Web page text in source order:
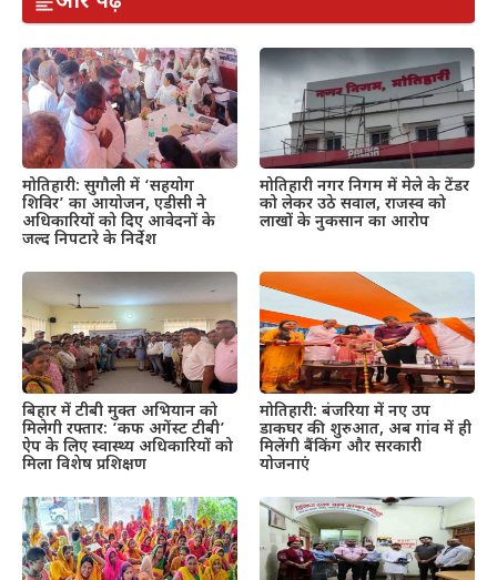
मोतिहारी: सुगौली में ‘सहयोग
शिविर’ का आयोजन, एडीसी ने
अधिकारियों को दिए आवेदनों के
जल्द निपटारे के निर्देश
मोतिहारी नगर निगम में मेले के टेंडर
को लेकर उठे सवाल, राजस्व को
लाखों के नुकसान का आरोप
बिहार में टीबी मुक्त अभियान को
मिलेगी रफ्तार: ‘कफ अगेंस्ट टीबी’
ऐप के लिए स्वास्थ्य अधिकारियों को
मिला विशेष प्रशिक्षण
मोतिहारी: बंजरिया में नए उप
डाकघर की शुरुआत, अब गांव में ही
मिलेंगी बैंकिंग और सरकारी
योजनाएं